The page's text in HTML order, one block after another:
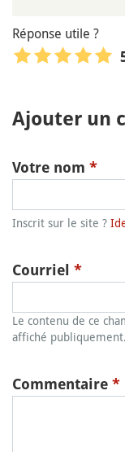
Réponse utile ?
Ajouter un
Votre nom *
Inscrit sur le site ?
Courriel *
Le contenu de ce
affiché publiquement.
Commentaire *